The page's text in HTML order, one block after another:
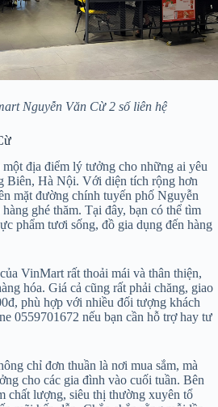
Nguyễn Văn Cừ 2 số liên hệ
địa điểm lý tưởng cho những ai yêu
Biên, Hà Nội. Với diện tích rộng hơn
mặt đường chính tuyến phố Nguyễn
ghé thăm. Tại đây, bạn có thể tìm
phẩm tươi sống, đồ gia dụng đến hàng
VinMart rất thoải mái và thân thiện,
hóa. Giá cả cũng rất phải chăng, giao
phù hợp với nhiều đối tượng khách
0559701672 nếu bạn cần hỗ trợ hay tư
chỉ đơn thuần là nơi mua sắm, mà
cho các gia đình vào cuối tuần. Bên
chất lượng, siêu thị thường xuyên tổ